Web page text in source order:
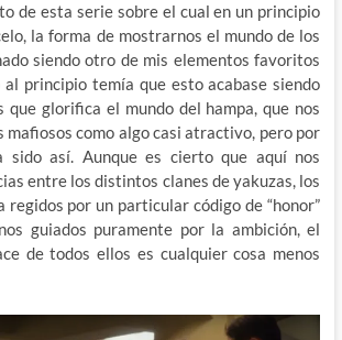
de esta serie sobre el cual en un principio
la forma de mostrarnos el mundo de los
siendo otro de mis elementos favoritos
al principio temía que esto acabase siendo
que glorifica el mundo del hampa, que nos
mafiosos como algo casi atractivo, pero por
sido así. Aunque es cierto que aquí nos
entre los distintos clanes de yakuzas, los
regidos por un particular código de “honor”
guiados puramente por la ambición, el
de todos ellos es cualquier cosa menos